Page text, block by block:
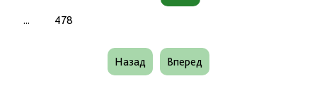
... 478
Назад Вперед